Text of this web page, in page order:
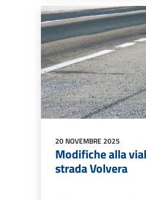
20 NOVEMBRE 2025
Modifiche alla
strada Volvera